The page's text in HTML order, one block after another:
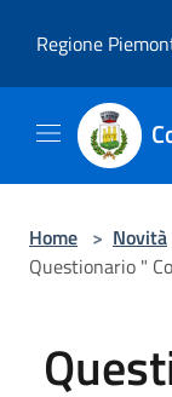
Regione
Home > Novità
Questionario "